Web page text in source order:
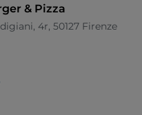
& Pizza
4r, 50127 Firenze